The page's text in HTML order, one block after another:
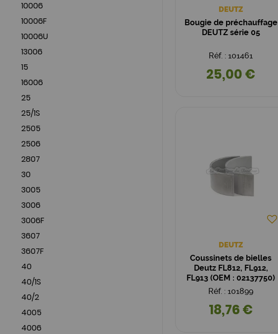
10006
10006F
10006U
13006
15
16006
25
25/1S
2505
2506
2807
30
3005
3006
3006F
3607
3607F
40
40/1S
40/2
4005
4006
DEUTZ
Bougie de préchauffage
DEUTZ série 05
Réf. : 101461
25,00 €
DEUTZ
Coussinets de bielles
Deutz FL812, FL912,
FL913 (OEM : 02137750)
Réf. : 101899
18,76 €